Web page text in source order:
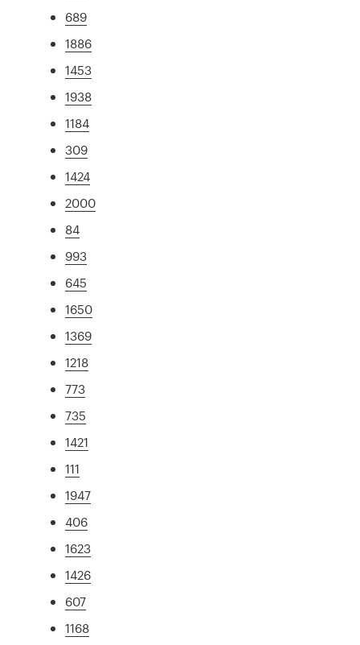
689
1886
1453
1938
1184
309
1424
2000
84
993
645
1650
1369
1218
773
735
1421
111
1947
406
1623
1426
607
1168